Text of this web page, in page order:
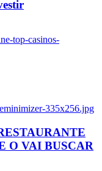
top-casinos-
335x256.jpg
O VAI BUSCAR